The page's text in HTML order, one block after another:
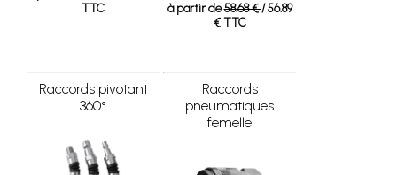
TTC
à partir de58.68 €/ 56.89
€ TTC
Raccords pivotant
360°
Raccords
pneumatiques
femelle